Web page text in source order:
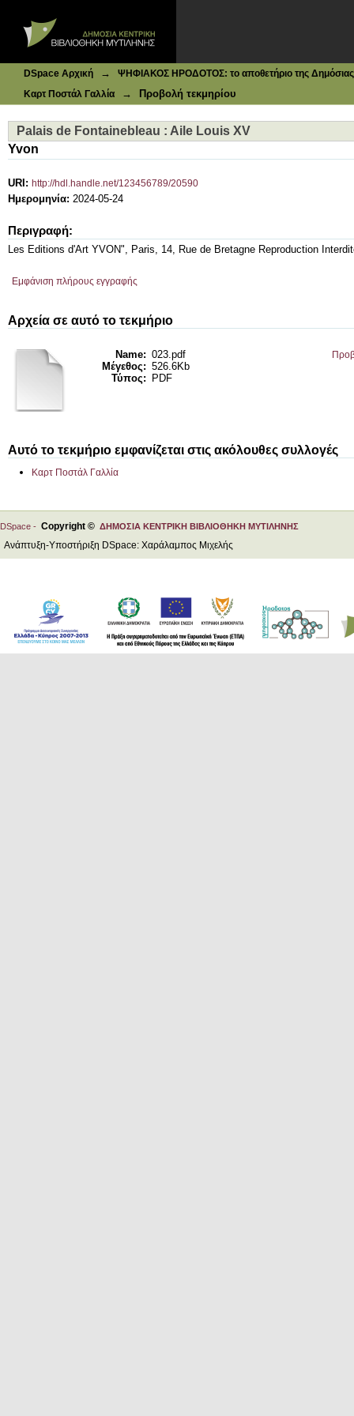
DSpace Αρχική →
ΨΗΦΙΑΚΟΣ ΗΡΟΔΟΤΟΣ: το αποθετήριο της Δημόσιας
Καρτ Ποστάλ Γαλλία
→ Προβολή τεκμηρίου
Palais de Fontainebleau : Aile Louis XV
Yvon
URI: http://hdl.handle.net/123456789/20590
Ημερομηνία: 2024-05-24
Περιγραφή:
Les Editions d'Art YVON", Paris, 14, Rue de Bretagne Reproduction
Εμφάνιση πλήρους εγγραφής
Αρχεία σε αυτό το τεκμήριο
Name: 023.pdf
Μέγεθος: 526.6Kb
Τύπος:
PDF
Αυτό το τεκμήριο εμφανίζεται στις ακόλουθες συλλογές
Καρτ Ποστάλ Γαλλία
DSpace - Copyright © ΔΗΜΟΣΙΑ ΚΕΝΤΡΙΚΗ ΒΙΒΛΙΟΘΗΚΗ ΜΥΤΙΛΗΝΗΣ
Ανάπτυξη-Υποστήριξη DSpace: Χαράλαμπος Μιχελής